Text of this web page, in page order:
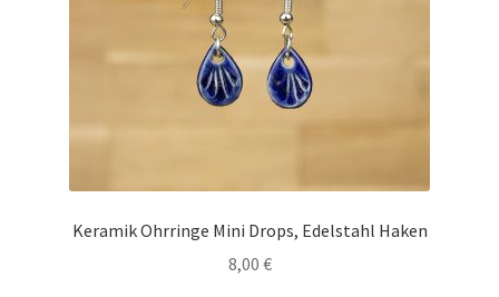
Keramik Ohrringe Mini Drops, Edelstahl Haken
8,00 €